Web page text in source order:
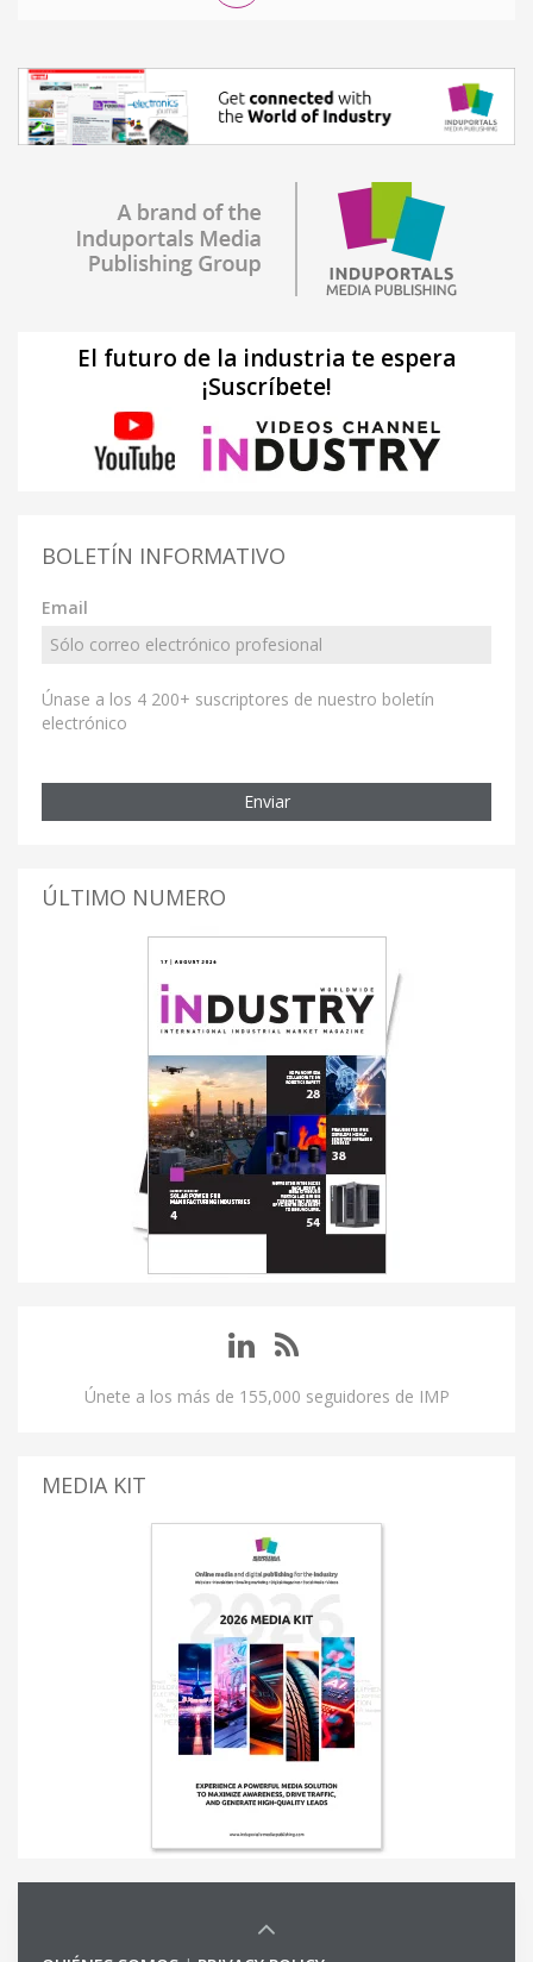
El futuro de la industria te espera
¡Suscríbete!
BOLETÍN INFORMATIVO
Email
Únase a los 4 200+ suscriptores de nuestro boletín
electrónico
Enviar
ÚLTIMO NUMERO
Únete a los más de 155,000 seguidores de IMP
MEDIA KIT